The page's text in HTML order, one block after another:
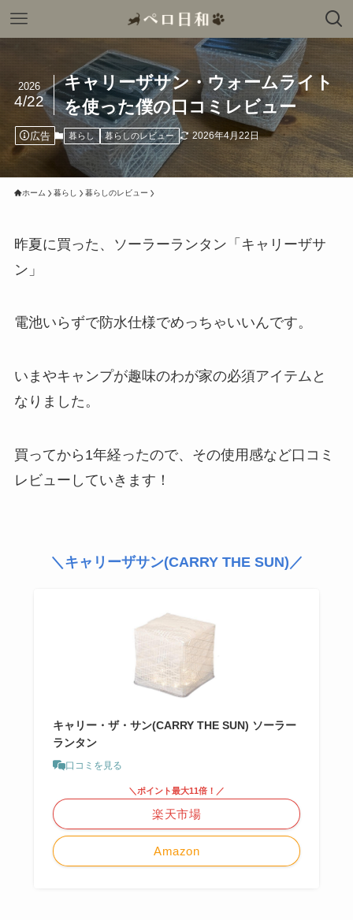
キャリーザサン・ウォームライト
を使った僕の口コミレビュー
2026
4/22
広告 暮らし 暮らしのレビュー 2026年4月22日
ホーム 暮らし 暮らしのレビュー
昨夏に買った、ソーラーランタン「キャリーザサ
ン」
電池いらずで防水仕様でめっちゃいいんです。
いまやキャンプが趣味のわが家の必須アイテムと
なりました。
買ってから1年経ったので、その使用感など口コミ
レビューしていきます！
＼キャリーザサン(CARRY THE SUN)／
キャリー・ザ・サン(CARRY THE SUN) ソーラー
ランタン
口コミを見る
Amazon
＼ポイント最大11倍！／
楽天市場